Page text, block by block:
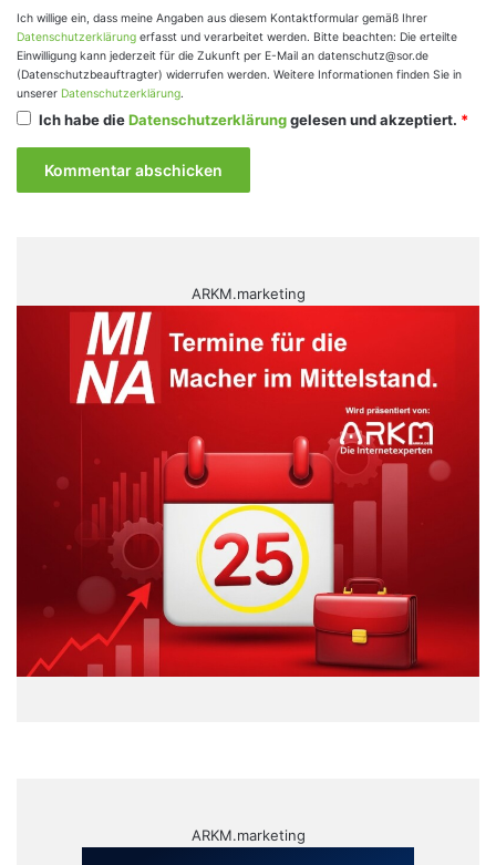
Ich willige ein, dass meine Angaben aus diesem Kontaktformular gemäß Ihrer
Datenschutzerklärung erfasst und verarbeitet werden. Bitte beachten: Die erteilte
Einwilligung kann jederzeit für die Zukunft per E-Mail an datenschutz@sor.de
(Datenschutzbeauftragter) widerrufen werden. Weitere Informationen finden Sie in
unserer Datenschutzerklärung.
Ich habe dieDatenschutzerklärunggelesen und akzeptiert. *
ARKM.marketing
ARKM.marketing